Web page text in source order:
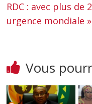
RDC : avec plus de
urgence mondiale
Vous